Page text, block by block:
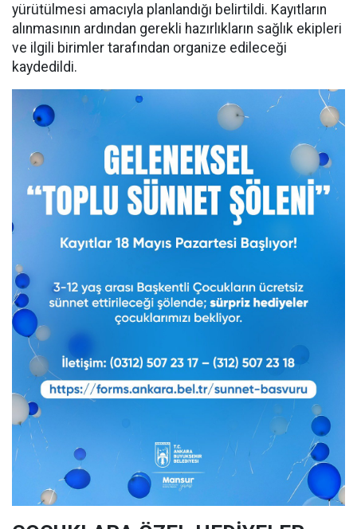
yürütülmesi amacıyla planlandığı belirtildi. Kayıtların
alınmasının ardından gerekli hazırlıkların sağlık ekipleri
ve ilgili birimler tarafından organize edileceği
kaydedildi.